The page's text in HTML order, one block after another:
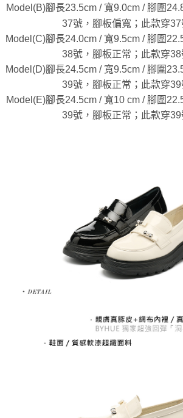
Model(B)腳長23.5cm / 寬9.0cm / 腳圍
37號，腳板偏寬；此款穿
Model(C)腳長24.0cm / 寬9.5cm / 腳圍
38號，腳板正常；此款穿
Model(D)腳長24.5cm / 寬9.5cm / 腳圍
39號，腳板正常；此款穿
Model(E)腳長24.5cm / 寬10 cm / 腳圍
39號，腳板正常；此款穿